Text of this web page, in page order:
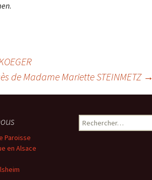
.
de Madame Mariette STEINMETZ →
Paroisse
en Alsace
Rechercher :